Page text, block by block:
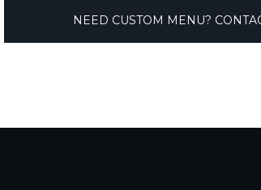
NEED CUSTOM MENU?